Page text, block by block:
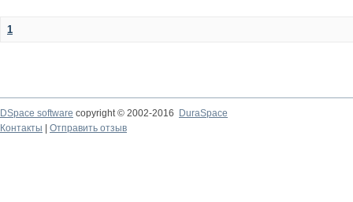
1
DSpace software copyright © 2002-2016
DuraSpace
Контакты
Отправить отзыв